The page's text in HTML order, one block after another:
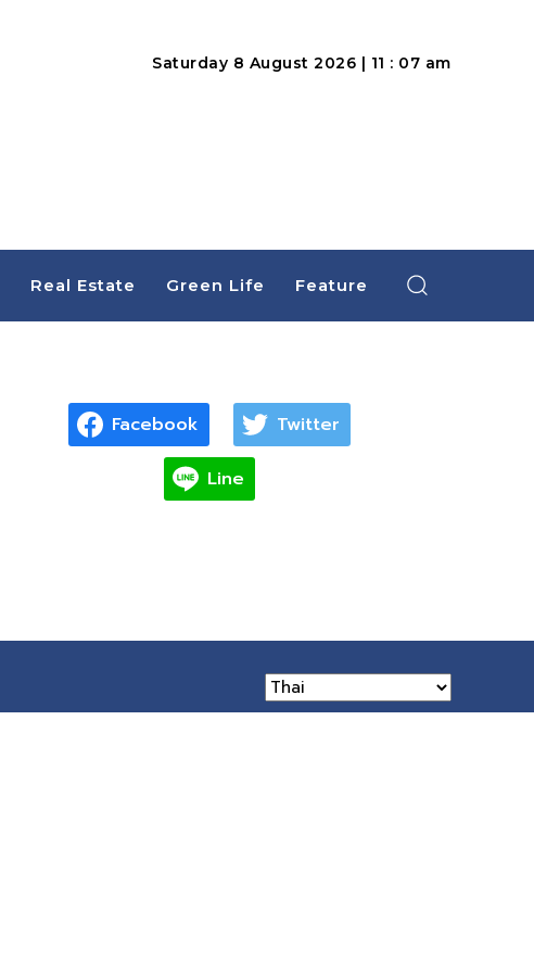
Saturday 8 August 2026 | 11 : 07 am
Real Estate Green Life Feature
Facebook Twitter
Line